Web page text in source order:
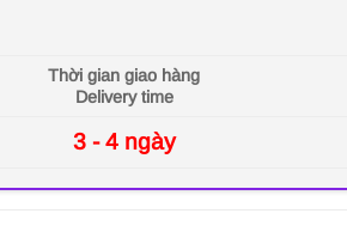
Thời gian giao hàng
Delivery time
3 - 4 ngày